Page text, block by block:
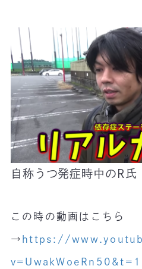
自称うつ発症時中のR氏
この時の動画はこちら
→ https://